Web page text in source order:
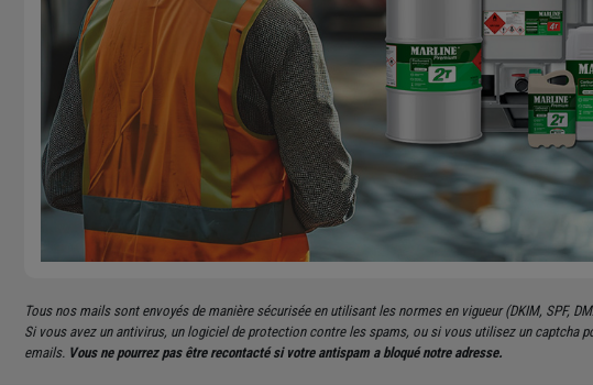
Tous nos mails sont envoyés de manière sécurisée en utilisant les normes en vigueur (DKIM, SPF,
Si vous avez un antivirus, un logiciel de protection contre les spams, ou si vous utilisez un
emails. Vous ne pourrez pas être recontacté si votre antispam a bloqué notre adresse.